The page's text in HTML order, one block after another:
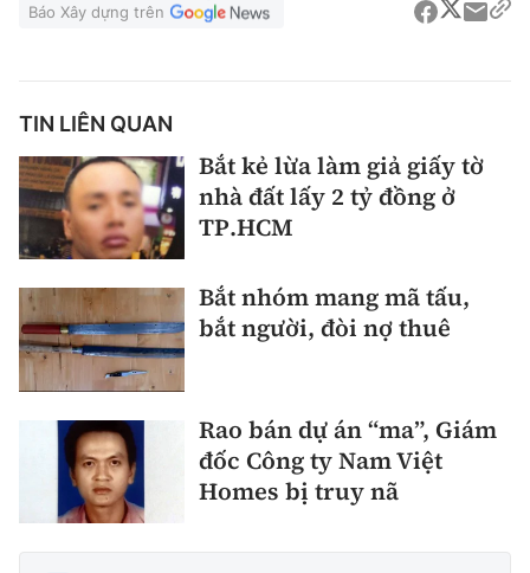
Báo Xây dựng trên
TIN LIÊN QUAN
Bắt kẻ lừa làm giả giấy tờ
nhà đất lấy 2 tỷ đồng ở
TP.HCM
Bắt nhóm mang mã tấu,
bắt người, đòi nợ thuê
Rao bán dự án “ma”, Giám
đốc Công ty Nam Việt
Homes bị truy nã